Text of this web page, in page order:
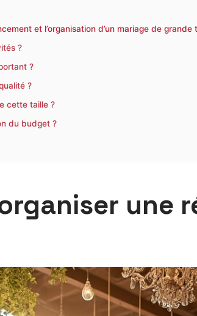
et l’organisation d’un mariage de grande
?
?
?
cette taille ?
du budget ?
une